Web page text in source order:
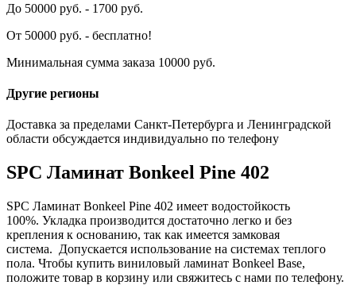
До 50000 руб. - 1700 руб.
От 50000 руб. - бесплатно!
Минимальная сумма заказа 10000 руб.
Другие регионы
Доставка за пределами Санкт-Петербурга и Ленинградской
области обсуждается индивидуально по телефону
SPC Ламинат Bonkeel Pine 402
SPC Ламинат Bonkeel Pine 402 имеет водостойкость
100%. Укладка производится достаточно легко и без
крепления к основанию, так как имеется замковая
система. Допускается использование на системах теплого
пола. Чтобы купить виниловый ламинат Bonkeel Base,
положите товар в корзину или свяжитесь с нами по телефону.